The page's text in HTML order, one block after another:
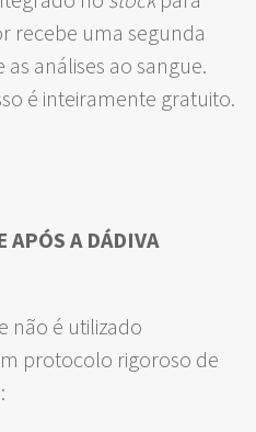
recebe uma segunda
análises ao sangue.
é inteiramente gratuito.
APÓS A DÁDIVA
não é utilizado
protocolo rigoroso de